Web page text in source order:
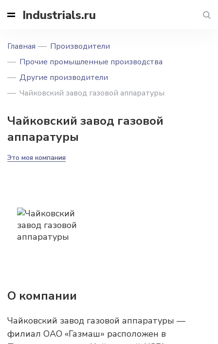
Industrials.ru
Главная
Производители
Прочие промышленные производства
Другие производители
Чайковский завод газовой аппаратуры
Чайковский завод газовой
аппаратуры
Это моя компания
О компании
Чайковский завод газовой аппаратуры —
филиал ОАО «Газмаш» расположен в